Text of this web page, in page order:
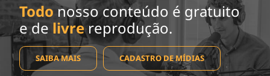
Todo nosso conteúdo é gratuito
e de livrereprodução.
SAIBA MAIS CADASTRO DE MÍDIAS